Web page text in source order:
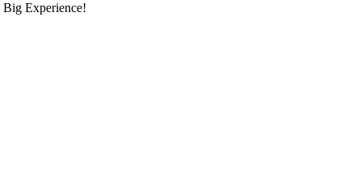
Big Experience!